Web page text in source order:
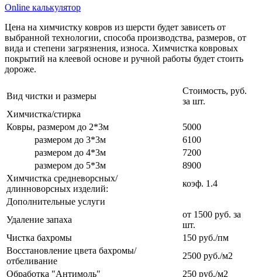
Online калькулятор
Цена на химчистку ковров из шерсти будет зависеть от
выбранной технологии, способа производства, размеров, от
вида и степени загрязнения, износа. Химчистка ковровых
покрытий на клеевой основе и ручной работы будет стоить
дороже.
Вид чистки и размеры
Стоимость, руб.
за шт.
Химчистка/стирка
Ковры, размером до 2*3м
5000
размером до 3*3м
6100
размером до 4*3м
7200
размером до 5*3м
8900
Химчистка средневорсных/
длинноворсных изделий:
коэф. 1.4
Дополнительные услуги
Удаление запаха
от 1500 руб. за
шт.
Чистка бахромы
150 руб./пм
Восстановление цвета бахромы/
отбеливание
2500 руб./м2
Обработка "Антимоль"
250 руб./м2